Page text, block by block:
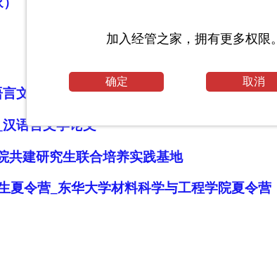
文学论文
语言文学论文
共建研究生联合培养实践基地
夏令营_东华大学材料科学与工程学院夏令营
加入经管之家，拥有更多权限。
确定 取消